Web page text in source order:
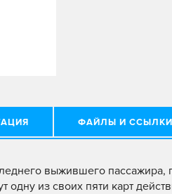
ФАЙЛЫ И ССЫЛКИ
выжившего пассажира,
одну из своих пяти карт